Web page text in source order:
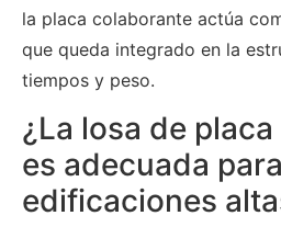
la placa colaborante actúa
que queda integrado en la
tiempos y peso.
¿La losa de
es adecuada para
edificaciones